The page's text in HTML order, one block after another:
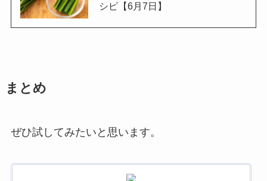
シピ【6月7日】
まとめ
ぜひ試してみたいと思います。